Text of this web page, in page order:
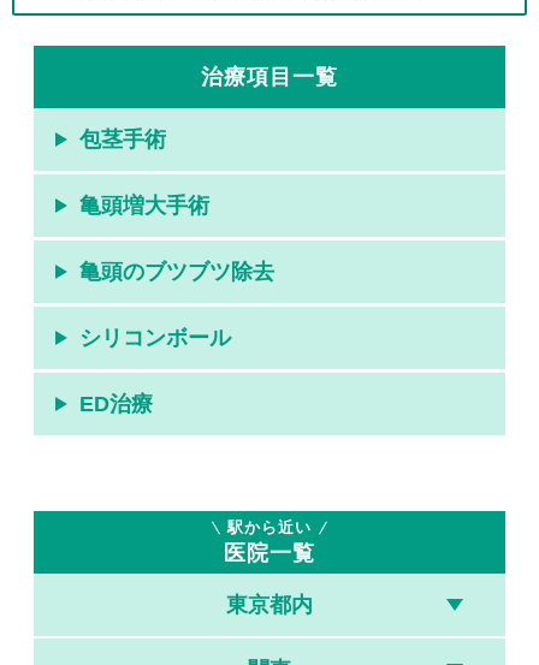
治療項目一覧
包茎手術
亀頭増大手術
亀頭のブツブツ除去
シリコンボール
ED治療
駅から近い
医院一覧
東京都内